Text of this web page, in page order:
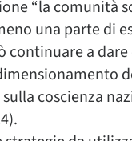
“la comunità
una parte di
continuare a
coscienza